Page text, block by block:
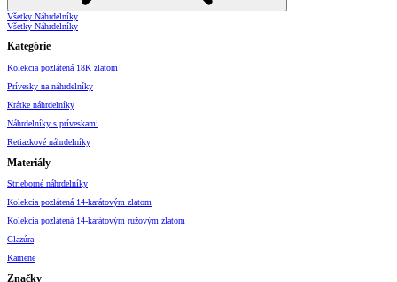
Všetky Náhrdelníky
Všetky Náhrdelníky
Kategórie
Kolekcia pozlátená 18K zlatom
Prívesky na náhrdelníky
Krátke náhrdelníky
Náhrdelníky s príveskami
Retiazkové náhrdelníky
Materiály
Strieborné náhrdelníky
Kolekcia pozlátená 14-karátovým zlatom
Kolekcia pozlátená 14-karátovým ružovým zlatom
Glazúra
Kamene
Značky